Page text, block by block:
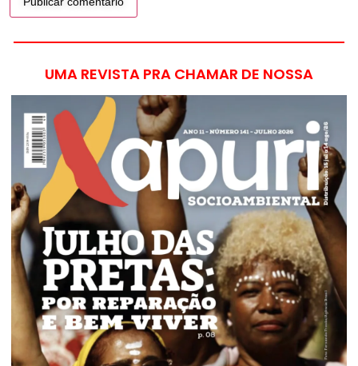
UMA REVISTA PRA CHAMAR DE NOSSA